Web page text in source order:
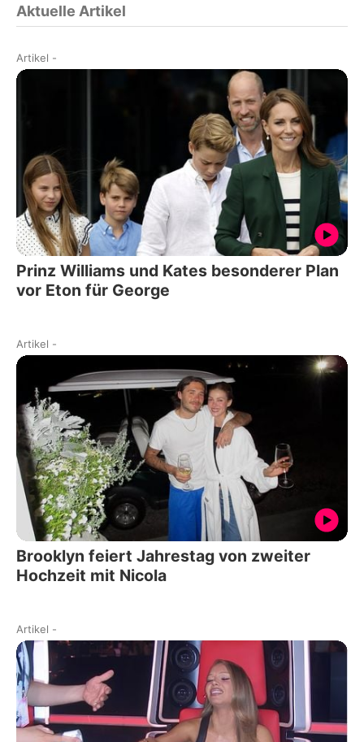
Aktuelle Artikel
Artikel -
Prinz Williams und Kates besonderer Plan
vor Eton für George
Artikel -
Brooklyn feiert Jahrestag von zweiter
Hochzeit mit Nicola
Artikel -